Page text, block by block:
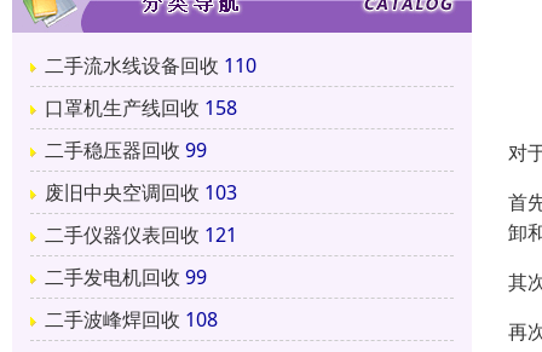
二手流水线设备回收 110
口罩机生产线回收 158
二手稳压器回收 99
废旧中央空调回收 103
二手仪器仪表回收 121
二手发电机回收 99
二手波峰焊回收 108
对
首
卸
其
再